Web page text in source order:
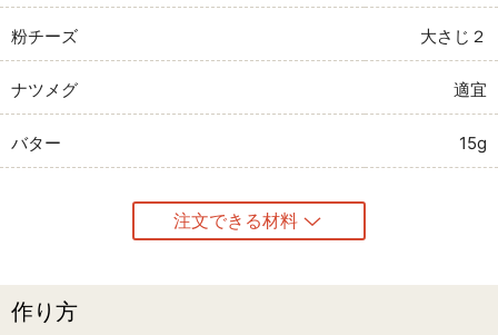
粉チーズ 大さじ２
ナツメグ 適宜
バター 15g
注文できる材料
作り方